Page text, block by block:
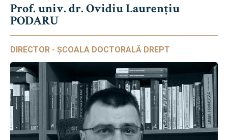
Prof. univ. dr. Ovidiu Laurențiu
PODARU
DIRECTOR - ȘCOALA DOCTORALĂ DREPT